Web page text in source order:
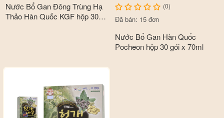
Nước Bổ Gan Đông Trùng Hạ
Thảo Hàn Quốc KGF hộp 30
(0)
Đã bán: 15 đơn
Nước Bổ Gan Hàn Quốc
Pocheon hộp 30 gói x 70ml